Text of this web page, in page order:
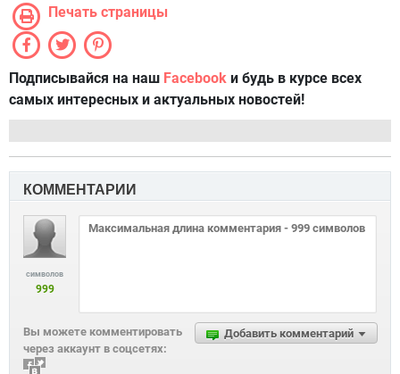
Печать страницы
Подписывайся на наш Facebook и будь в курсе всех
самых интересных и актуальных новостей!
КОММЕНТАРИИ
символов
999
Добавить комментарий
Вы можете комментировать
через аккаунт в соцсетях: